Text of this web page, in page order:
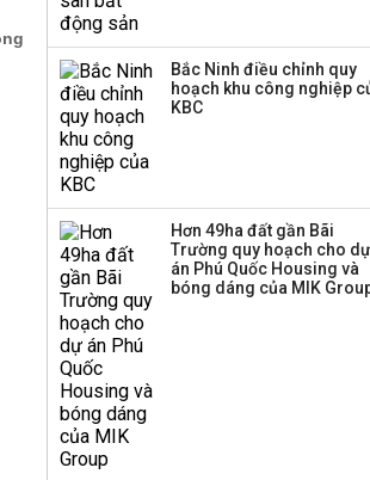
Bắc Ninh điều chỉnh quy
hoạch khu công nghiệp
KBC
Hơn 49ha đất gần Bãi
Trường quy hoạch cho dự
án Phú Quốc Housing và
bóng dáng của MIK